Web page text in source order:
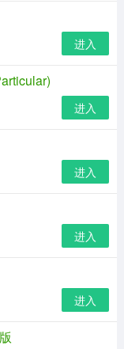
等），
涵盖了数据刻录、
光盘制作等大众功
、cd/dvd音视频
用起来一样，只
去调速度。nero
播放。nero8系列
进入
进入
进入
进入
进入